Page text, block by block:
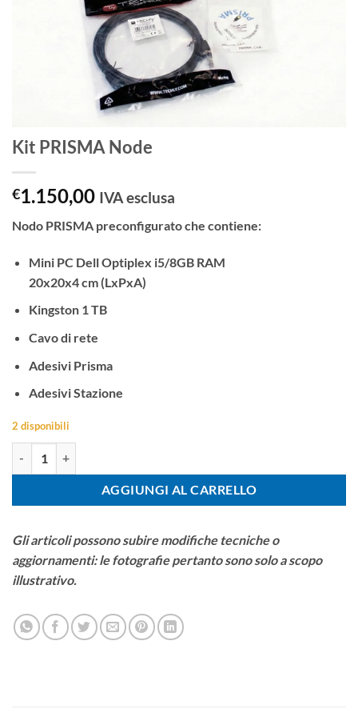
Kit PRISMA Node
€1.150,00 IVA esclusa
Nodo PRISMA preconfigurato che contiene:
Mini PC Dell Optiplex i5/8GB RAM
20x20x4 cm (LxPxA)
Kingston 1 TB
Cavo di rete
Adesivi Prisma
Adesivi Stazione
2 disponibili
AGGIUNGI AL CARRELLO
Gli articoli possono subire modifiche tecniche o
aggiornamenti: le fotografie pertanto sono solo a scopo
illustrativo.